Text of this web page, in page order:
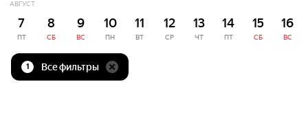
АВГУСТ
7
ПТ
8
СБ
9
ВС
10
ПН
11
ВТ
12
СР
13
ЧТ
14
ПТ
15
СБ
16
ВС
1 Все фильтры